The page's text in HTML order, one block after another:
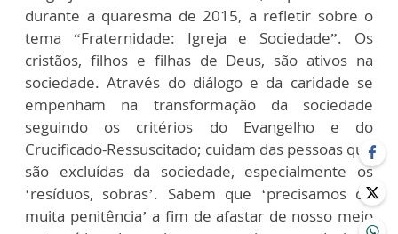
durante a quaresma de 2015, a refletir sobre o
tema “Fraternidade: Igreja e Sociedade”. Os
cristãos, filhos e filhas de Deus, são ativos na
sociedade. Através do diálogo e da caridade se
empenham na transformação da sociedade
seguindo os critérios do Evangelho e do
Crucificado-Ressuscitado; cuidam das pessoas que
são excluídas da sociedade, especialmente os
‘resíduos, sobras’. Sabem que ‘precisamos de
muita penitência’ a fim de afastar de nosso meio